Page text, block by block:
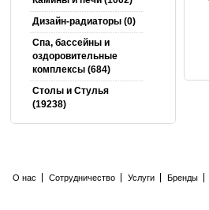
Дизайн-радиаторы (0)
Спа, бассейны и
оздоровительные
комплексы (684)
Столы и Cтулья
(19238)
О нас Сотрудничество Услуги Бренды